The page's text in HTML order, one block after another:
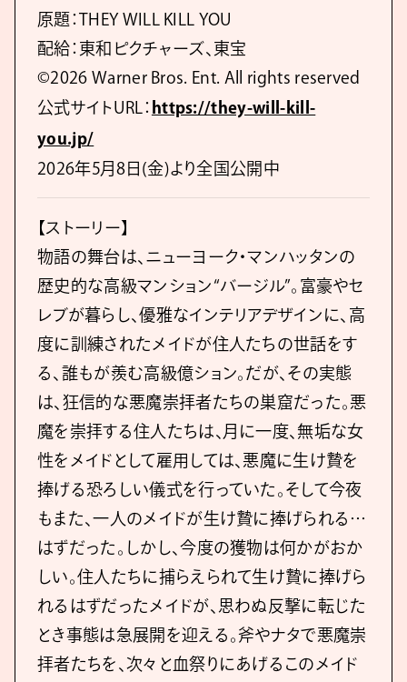
原題：THEY WILL KILL YOU
配給：東和ピクチャーズ、東宝
©2026 Warner Bros. Ent. All rights reserved
公式サイトURL： https://they-will-kill-
you.jp/
2026年5月8日(金)より全国公開中
【ストーリー】
物語の舞台は、ニューヨーク・マンハッタンの
歴史的な高級マンション“バージル”。富豪やセ
レブが暮らし、優雅なインテリアデザインに、高
度に訓練されたメイドが住人たちの世話をす
る、誰もが羨む高級億ション。だが、その実態
は、狂信的な悪魔崇拝者たちの巣窟だった。悪
魔を崇拝する住人たちは、月に一度、無垢な女
性をメイドとして雇用しては、悪魔に生け贄を
捧げる恐ろしい儀式を行っていた。そして今夜
もまた、一人のメイドが生け贄に捧げられる…
はずだった。しかし、今度の獲物は何かがおか
しい。住人たちに捕らえられて生け贄に捧げら
れるはずだったメイドが、思わぬ反撃に転じた
とき事態は急展開を迎える。斧やナタで悪魔崇
拝者たちを、次々と血祭りにあげるこのメイド